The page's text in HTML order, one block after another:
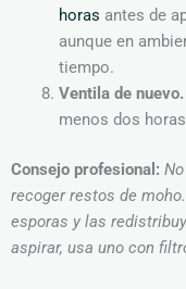
horas antes de
aunque en
tiempo.
Ventila de nuevo.
menos dos
Consejo profesional:
recoger restos de
esporas y las
aspirar, usa uno con